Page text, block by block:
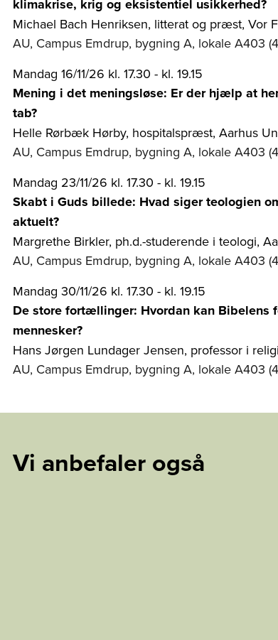
klimakrise, krig og eksistentiel usikkerhed?
Michael Bach Henriksen, litterat og præst, Vor
AU, Campus Emdrup, bygning A, lokale A403
Mandag 16/11/26 kl. 17.30 - kl. 19.15
Mening i det meningsløse: Er der hjælp at
tab?
Helle Rørbæk Hørby, hospitalspræst, Aarhus
AU, Campus Emdrup, bygning A, lokale A403
Mandag 23/11/26 kl. 17.30 - kl. 19.15
Skabt i Guds billede: Hvad siger teologien
aktuelt?
Margrethe Birkler, ph.d.-studerende i teologi,
AU, Campus Emdrup, bygning A, lokale A403
Mandag 30/11/26 kl. 17.30 - kl. 19.15
De store fortællinger: Hvordan kan
mennesker?
Hans Jørgen Lundager Jensen, professor i
AU, Campus Emdrup, bygning A, lokale A403
Vi anbefaler også